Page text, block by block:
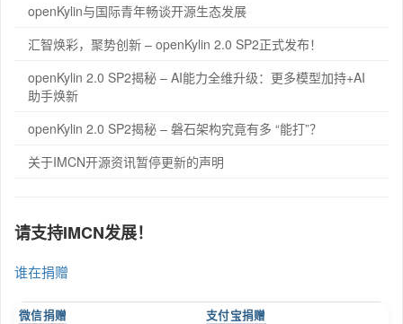
openKylin与国际青年畅谈开源生态发展
汇智焕彩，聚势创新 – openKylin 2.0 SP2正式发布！
openKylin 2.0 SP2揭秘 – AI能力全维升级：更多模型加持+AI
助手焕新
openKylin 2.0 SP2揭秘 – 磐石架构究竟有多 “能打”？
关于IMCN开源资讯暂停更新的声明
请支持IMCN发展！
谁在捐赠
微信捐赠 支付宝捐赠